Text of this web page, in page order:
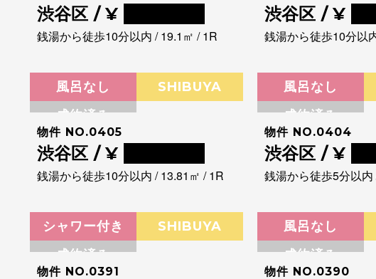
渋谷区 / ¥
銭湯から徒歩10分以内 / 19.1㎡ / 1R
渋谷区 / ¥
銭湯から徒歩10分以
風呂なし
SHIBUYA
成約済み
物件 NO.0405
渋谷区 / ¥
銭湯から徒歩10分以内 / 13.81㎡ / 1R
風呂なし
成約済み
物件 NO.0404
渋谷区 / ¥
銭湯から徒歩5分以
シャワー付き
SHIBUYA
成約済み
物件 NO.0391
風呂なし
成約済み
物件 NO.0390